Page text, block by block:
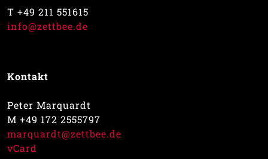
T +49 211 551615
info@zettbee.de
Kontakt
Peter Marquardt
M +49 172 2555797
marquardt@zettbee.de
vCard